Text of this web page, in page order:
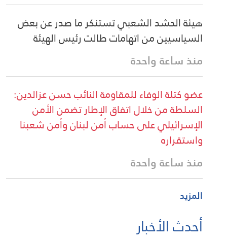
هيئة الحشد الشعبي تستنكر ما صدر عن بعض
السياسيين من اتهامات طالت رئيس الهيئة
منذ ساعة واحدة
عضو كتلة الوفاء للمقاومة النائب حسن عزالدين:
السلطة من خلال اتفاق الإطار تضمن الأمن
الإسرائيلي على حساب أمن لبنان وأمن شعبنا
واستقراره
منذ ساعة واحدة
المزيد
أحدث الأخبار